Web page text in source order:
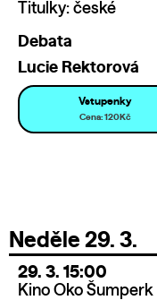
Titulky: české
Debata
Lucie Rektorová
Vstupenky
Cena: 120Kč
Neděle 29. 3.
29. 3. 15:00
Kino Oko Šumperk